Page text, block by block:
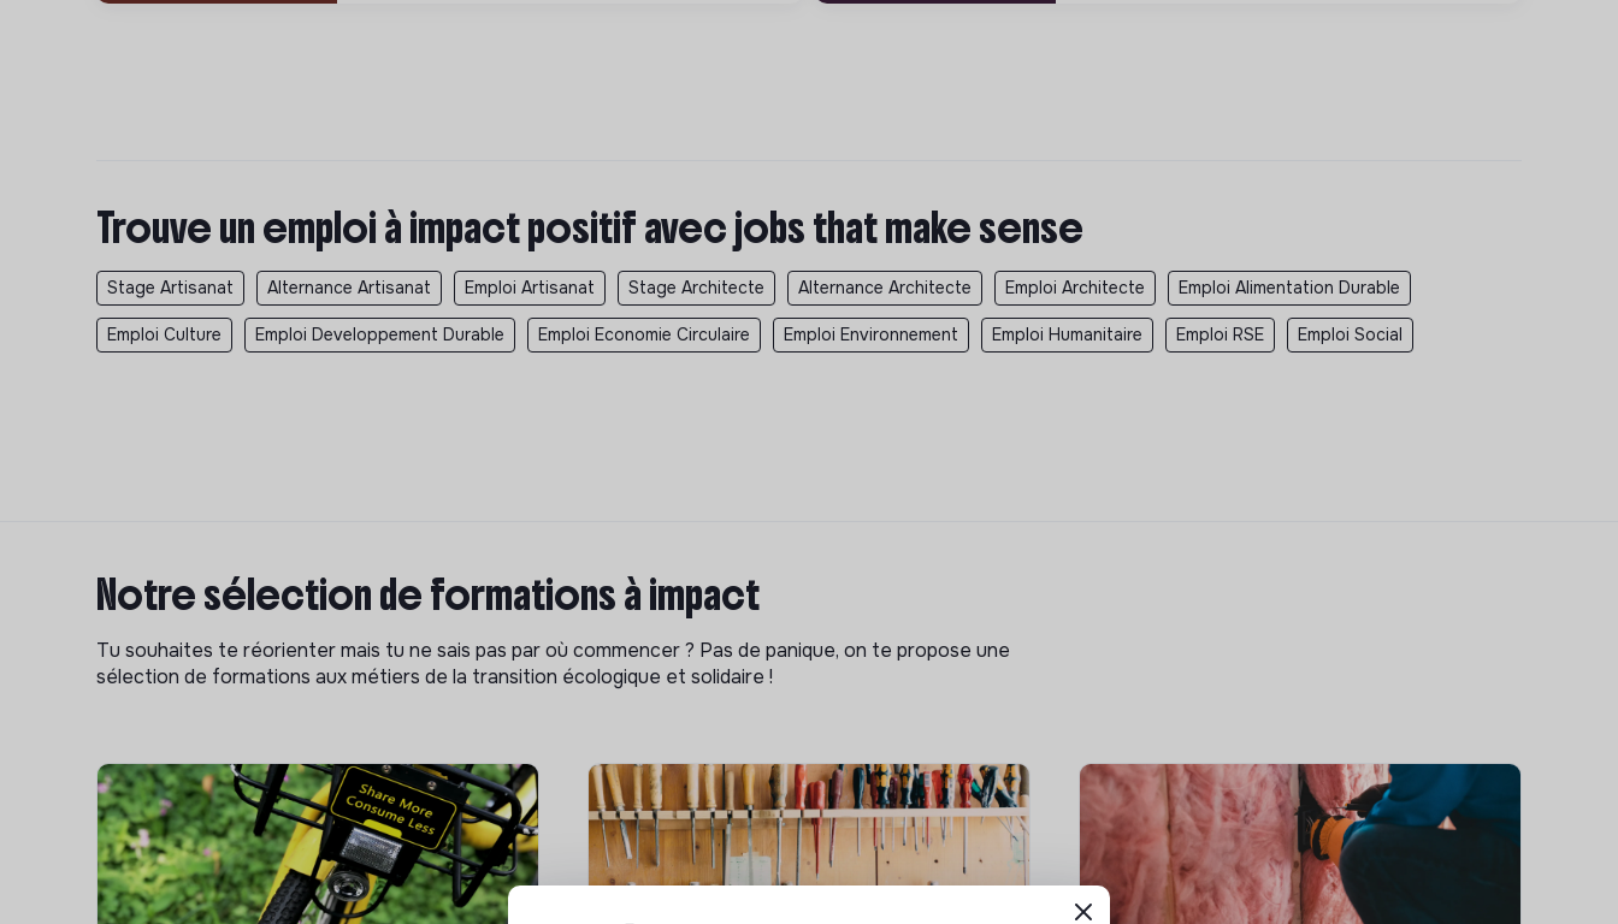
Trouve un emploi à impact positif avec jobs that make sense
Stage Artisanat Alternance Artisanat Emploi Artisanat Stage Architecte Alternance Architecte Emploi Architecte Emploi Alimentation Durable
Emploi Culture Emploi Developpement Durable Emploi Economie Circulaire Emploi Environnement Emploi Humanitaire Emploi RSE Emploi Social
Notre sélection de formations à impact
Tu souhaites te réorienter mais tu ne sais pas par où commencer ? Pas de panique, on te propose une
sélection de formations aux métiers de la transition écologique et solidaire !